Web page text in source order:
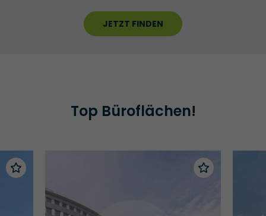
JETZT FINDEN
Top Büroflächen!